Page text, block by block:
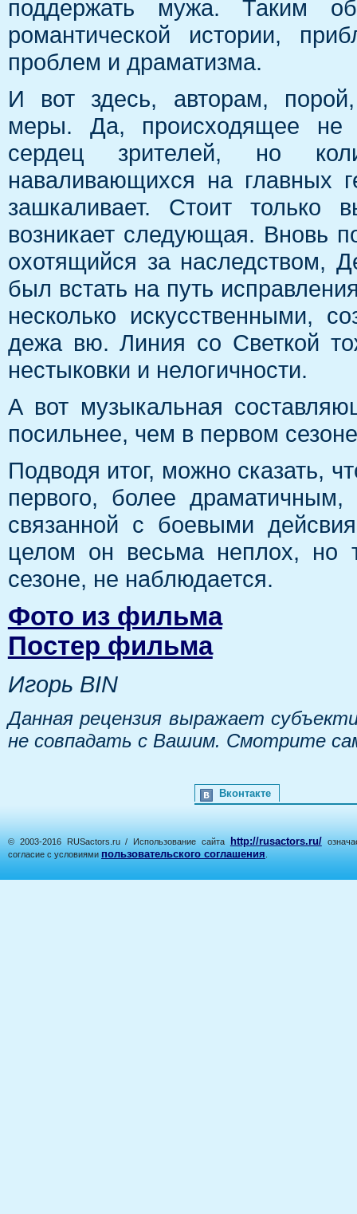
поддержать мужа. Таким
романтической истории,
проблем и драматизма.
И вот здесь, авторам,
меры. Да, происходящее не
сердец зрителей, но
наваливающихся на главных
зашкаливает. Стоит только
возникает следующая. Вновь
охотящийся за наследством,
был встать на путь
несколько искусственными,
дежа вю. Линия со Светкой
нестыковки и нелогичности.
А вот музыкальная
посильнее, чем в первом
Подводя итог, можно сказать,
первого, более
связанной с боевыми
целом он весьма неплох, но
сезоне, не наблюдается.
Фото из фильма
Постер фильма
Игорь BIN
Данная рецензия выражает
не совпадать с Вашим. Смотрите
Вконтакте
© 2003-2016 RUSactors.ru / Использование сайта http://rusactors.ru/
согласие с условиями пользовательского соглашения